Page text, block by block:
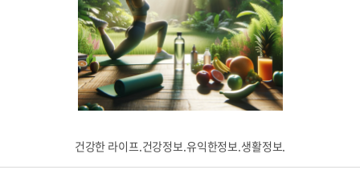
건강한 라이프.건강정보.유익한정보.생활정보.